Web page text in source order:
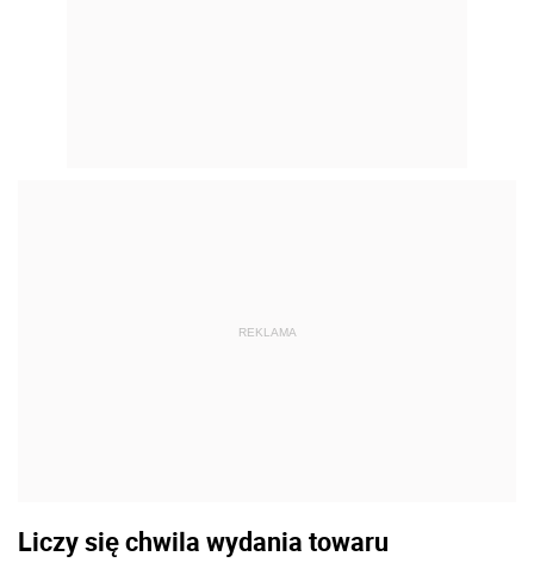
REKLAMA
Liczy się chwila wydania towaru